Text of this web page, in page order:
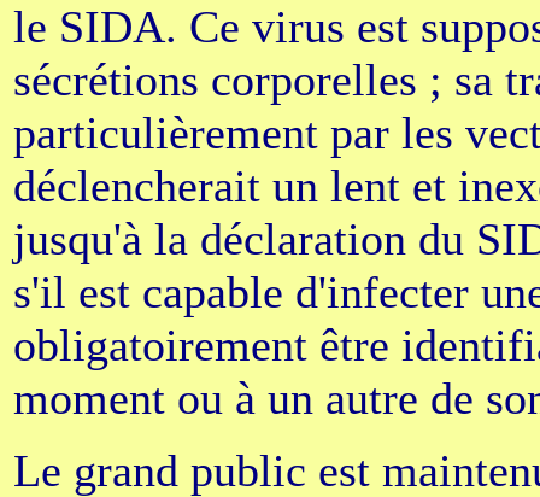
le SIDA. Ce virus est
sécrétions corporelles ; sa
particulièrement par les
déclencherait un lent et
jusqu'à la déclaration du
s'il est capable d'infecter
obligatoirement être
moment ou à un autre de
Le grand public est